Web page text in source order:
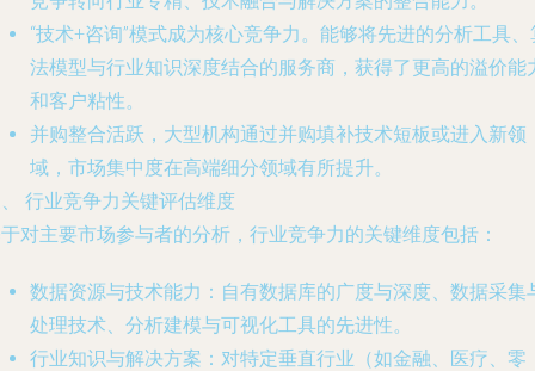
“技术+咨询”模式成为核心竞争力。能够将先进的分析工具、
法模型与行业知识深度结合的服务商，获得了更高的溢价能
和客户粘性。
并购整合活跃，大型机构通过并购填补技术短板或进入新领
域，市场集中度在高端细分领域有所提升。
行业竞争力关键评估维度
对主要市场参与者的分析，行业竞争力的关键维度包括：
数据资源与技术能力 ：自有数据库的广度与深度、数据采集
处理技术、分析建模与可视化工具的先进性。
行业知识与解决方案 ：对特定垂直行业（如金融、医疗、零